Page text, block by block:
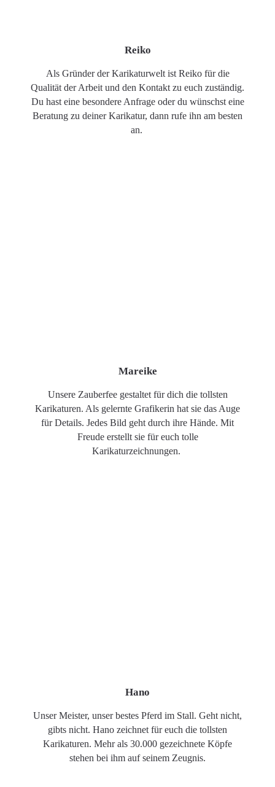
Reiko
Als Gründer der Karikaturwelt ist Reiko für die
Qualität der Arbeit und den Kontakt zu euch zuständig.
Du hast eine besondere Anfrage oder du wünschst eine
Beratung zu deiner Karikatur, dann rufe ihn am besten
an.
Mareike
Unsere Zauberfee gestaltet für dich die tollsten
Karikaturen. Als gelernte Grafikerin hat sie das Auge
für Details. Jedes Bild geht durch ihre Hände. Mit
Freude erstellt sie für euch tolle
Karikaturzeichnungen.
Hano
Unser Meister, unser bestes Pferd im Stall. Geht nicht,
gibts nicht. Hano zeichnet für euch die tollsten
Karikaturen. Mehr als 30.000 gezeichnete Köpfe
stehen bei ihm auf seinem Zeugnis.